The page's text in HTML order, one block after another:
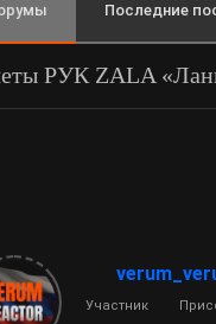
Последние
РУК ZALA
Участник